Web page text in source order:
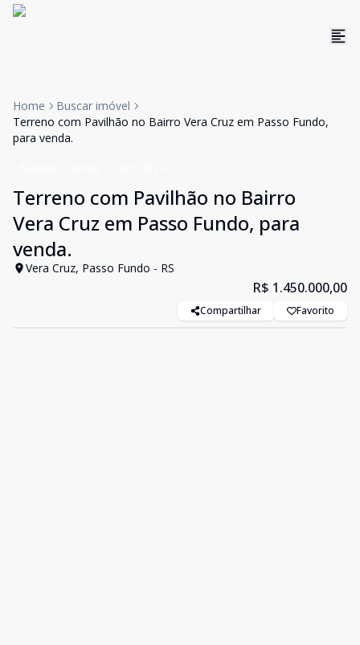
Home
Buscar imóvel
Terreno com Pavilhão no Bairro Vera Cruz em Passo Fundo,
para venda.
Terreno com Pavilhão no Bairro
Vera Cruz em Passo Fundo, para
venda.
Vera Cruz, Passo Fundo - RS
R$ 1.450.000,00
Compartilhar Favorito